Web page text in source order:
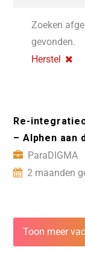
Zoeken
gevonden.
Herstel
Re-
– Alphen aan
ParaDIGMA
2 maanden
Toon meer